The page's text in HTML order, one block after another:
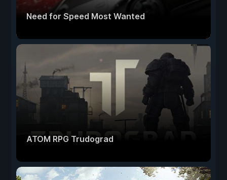
Need for Speed Most Wanted
ATOM RPG Trudograd